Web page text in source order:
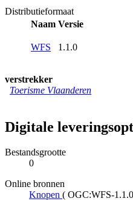
Distributieformaat
Naam Versie
WFS 1.1.0
verstrekker
Toerisme Vlaanderen
Digitale
Bestandsgrootte
0
Online bronnen
Knopen ( OGC:WFS-